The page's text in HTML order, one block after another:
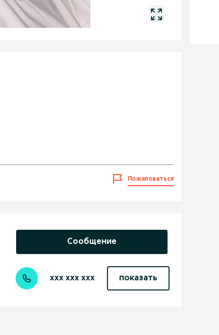
Пожаловаться
Сообщение
xxx xxx xxx показать